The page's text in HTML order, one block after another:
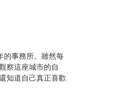
的事務所。雖然每
察這座城市的自
知道自己真正喜歡